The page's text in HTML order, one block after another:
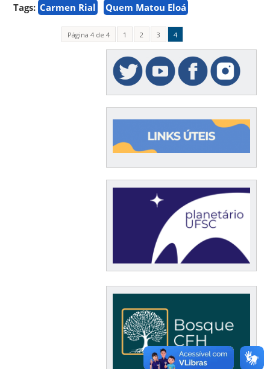
Tags: Carmen Rial Quem Matou Eloá
Página 4 de 4 1 2 3 4